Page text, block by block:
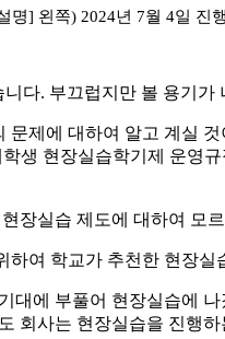
명] 왼쪽) 2024년 7월 4일 진
다. 부끄럽지만 볼 용기가
제에 대하여 알고 계실
생 현장실습학기제 운영
장실습 제도에 대하여
여 학교가 추천한 현장
대에 부풀어 현장실습에
회사는 현장실습을 진행